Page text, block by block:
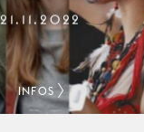
21.11.2022
INFOS